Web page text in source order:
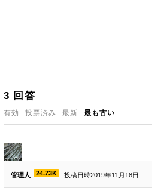
3 回答
有効 投票済み 最新 最も古い
管理人 24.73K 投稿日時2019年11月18日